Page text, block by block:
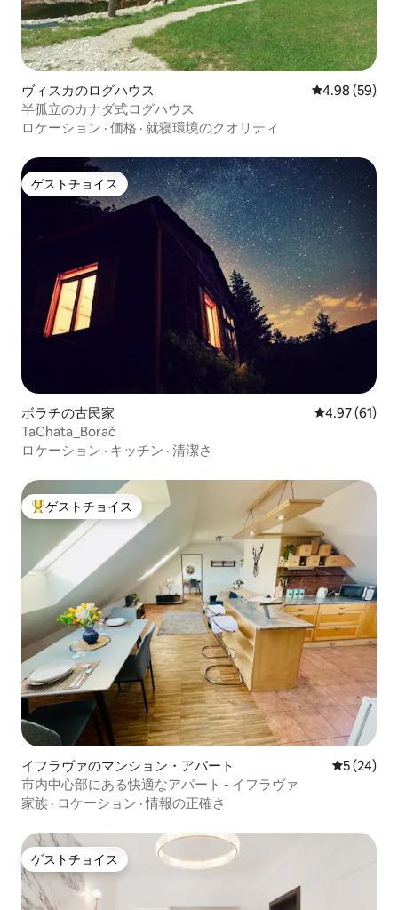
ヴィスカのログハウス レビュー59
4.98 (59)
半孤立のカナダ式ログハウス
ロケーション · 価格 · 就寝環境のクオリティ
ゲストチョイス
ゲストチョイス
ボラチの古民家 レビュー61
4.97 (61)
TaChata_Borač
ロケーション · キッチン · 清潔さ
大好評のゲストチョイスです。
ゲストチョイス
イフラヴァのマンション・アパート レビュー
5 (24)
市内中心部にある快適なアパート - イフラヴァ
家族 · ロケーション ·情報の正確さ
ゲストチョイス
ゲストチョイス